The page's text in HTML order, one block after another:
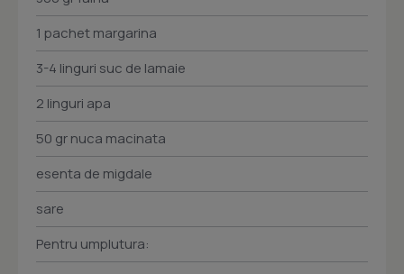
1 pachet margarina
3-4 linguri suc de lamaie
2 linguri apa
50 gr nuca macinata
esenta de migdale
sare
Pentru umplutura: